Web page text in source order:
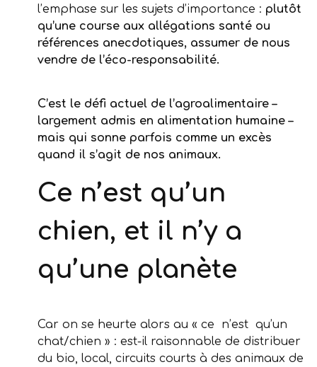
l’emphase sur les sujets d’importance : plutôt
qu’une course aux allégations santé ou
références anecdotiques, assumer de nous
vendre de l’éco-responsabilité.
C’est le défi actuel de l’agroalimentaire –
largement admis en alimentation humaine –
mais qui sonne parfois comme un excès
quand il s’agit de nos animaux.
Ce n’est qu’un
chien, et il n’y a
qu’une planète
Car on se heurte alors au « ce n’est qu’un
chat/chien » : est-il raisonnable de distribuer
du bio, local, circuits courts à des animaux de